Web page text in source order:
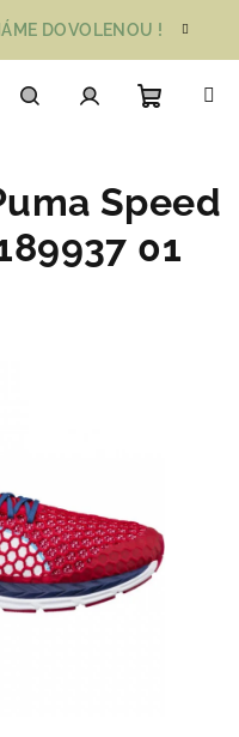
DOVOLENOU !
košík
Speed
01